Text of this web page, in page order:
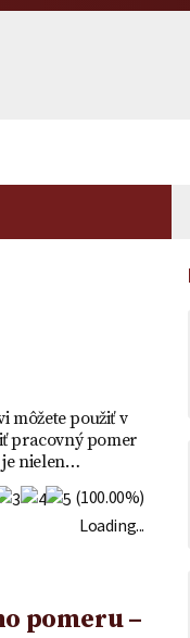
potomka –
právne možné?
plnomocenstva na
vo vzťahu k
v banke
môžete použiť v
pracovný pomer
je nielen…
(100.00%)
Loading...
pomeru –